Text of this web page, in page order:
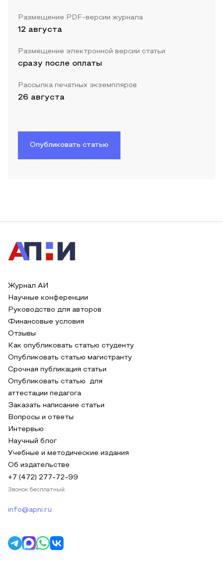
Размещение PDF-версии журнала
12 августа
Размещение электронной версии статьи
сразу после оплаты
Рассылка печатных экземпляров
26 августа
Опубликовать статью
Журнал АИ
Научные конференции
Руководство для авторов
Финансовые условия
Отзывы
Как опубликовать статью студенту
Опубликовать статью магистранту
Срочная публикация статьи
Опубликовать статью для
аттестации педагога
Заказать написание статьи
Вопросы и ответы
Интервью
Научный блог
Учебные и методические издания
Об издательстве
+7 (472) 277-72-99
Звонок бесплатный
info@apni.ru